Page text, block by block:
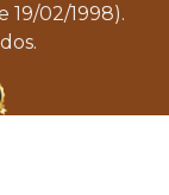
19/02/1998).